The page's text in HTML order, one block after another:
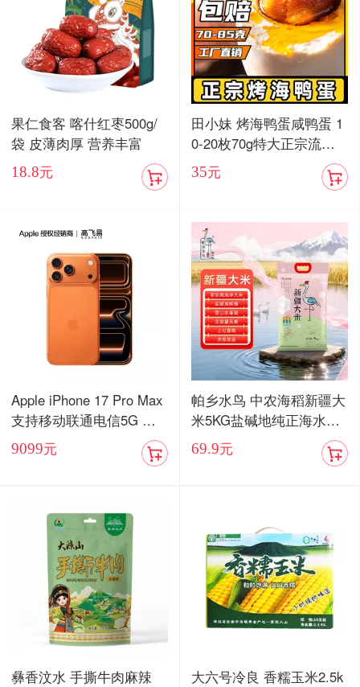
果仁食客 喀什红枣500g/
袋 皮薄肉厚 营养丰富
18.8元
田小妹 烤海鸭蛋咸鸭蛋 1
0-20枚70g特大正宗流油
烤海鸭蛋广东红树林整箱
包邮
35元
Apple iPhone 17 Pro Max
支持移动联通电信5G 双
卡双待手机【现货发售】
9099元
帕乡水鸟 中农海稻新疆大
米5KG盐碱地纯正海水稻
当季新米
69.9元
彝香汶水 手撕牛肉麻辣
大六号冷良 香糯玉米2.5k